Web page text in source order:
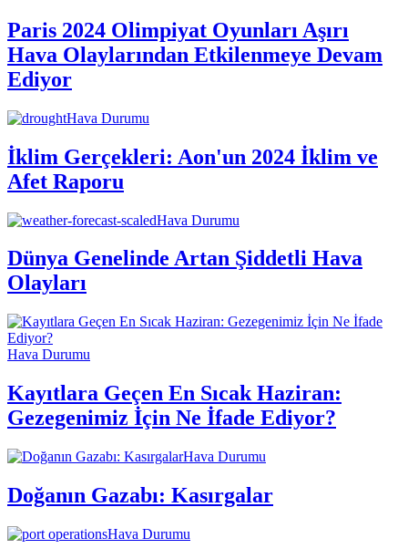
Paris 2024 Olimpiyat Oyunları Aşırı
Hava Olaylarından Etkilenmeye Devam
Ediyor
Hava Durumu
İklim Gerçekleri: Aon'un 2024 İklim ve
Afet Raporu
Hava Durumu
Dünya Genelinde Artan Şiddetli Hava
Olayları
Hava Durumu
Kayıtlara Geçen En Sıcak Haziran:
Gezegenimiz İçin Ne İfade Ediyor?
Hava Durumu
Doğanın Gazabı: Kasırgalar
Hava Durumu